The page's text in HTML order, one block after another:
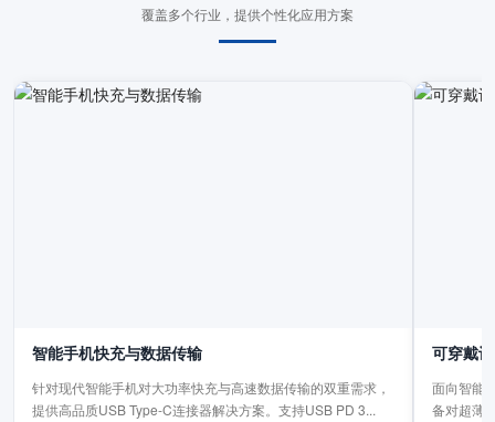
覆盖多个行业，提供个性化应用方案
智能手机快充与数据传输
针对现代智能手机对大功率快充与高速数据传输的双重需求，
提供高品质USB Type-C连接器解决方案。支持USB PD 3...
可穿戴
面向智能
备对超薄